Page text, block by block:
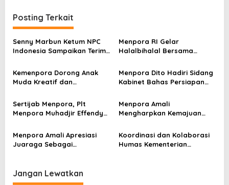
i
g
a
i
o
s
Posting Terkait
Senny Marbun Ketum NPC
Indonesia Sampaikan Terima
Atas Dukungan Penuhnya
Menpora RI Gelar
Halalbihalal Bersama
Kemenpora Dorong Anak
Muda Kreatif dan
Internasional
Menpora Dito Hadiri Sidang
Kabinet Bahas Persiapan
Sertijab Menpora, Plt
Menpora Muhadjir Effendy
Berjalan dengan Baik
Menpora Amali
Mengharpkan Kemajuan
Menpora Amali Apresiasi
Juaraga Sebagai
Dunia U-20
Koordinasi dan Kolaborasi
Humas Kementerian
Jangan Lewatkan